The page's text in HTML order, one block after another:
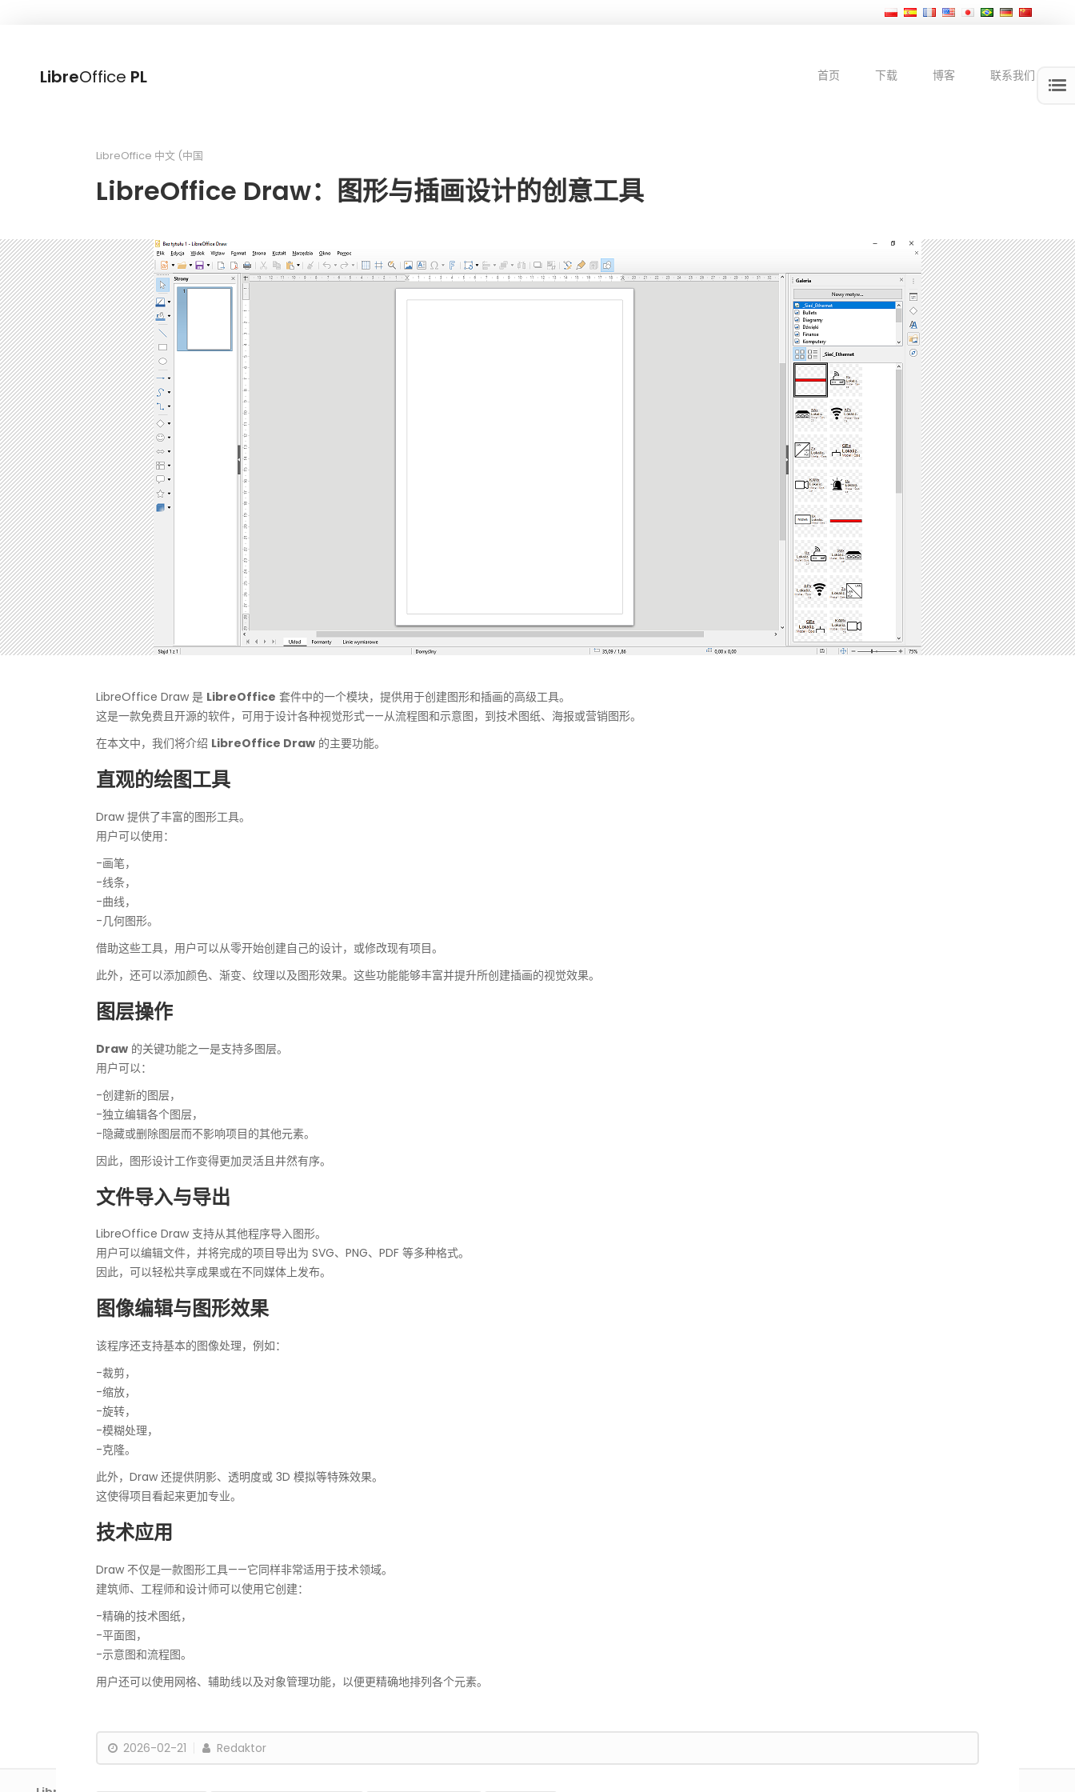
LibreOffice PL 首页 下载 博客 联系我们
LibreOffice 中文 (中国
LibreOffice Draw：图形与插画设计的创意工具
LibreOffice Draw 是 LibreOffice 套件中的一个模块，提供用于创建图形和插画的高级工具。
这是一款免费且开源的软件，可用于设计各种视觉形式——从流程图和示意图，到技术图纸、海报或营销图形。
在本文中，我们将介绍 LibreOffice Draw 的主要功能。
直观的绘图工具
Draw 提供了丰富的图形工具。
用户可以使用：
-画笔，
-线条，
-曲线，
-几何图形。
借助这些工具，用户可以从零开始创建自己的设计，或修改现有项目。
此外，还可以添加颜色、渐变、纹理以及图形效果。这些功能能够丰富并提升所创建插画的视觉效果。
图层操作
Draw 的关键功能之一是支持多图层。
用户可以：
-创建新的图层，
-独立编辑各个图层，
-隐藏或删除图层而不影响项目的其他元素。
因此，图形设计工作变得更加灵活且井然有序。
文件导入与导出
LibreOffice Draw 支持从其他程序导入图形。
用户可以编辑文件，并将完成的项目导出为 SVG、PNG、PDF 等多种格式。
因此，可以轻松共享成果或在不同媒体上发布。
图像编辑与图形效果
该程序还支持基本的图像处理，例如：
-裁剪，
-缩放，
-旋转，
-模糊处理，
-克隆。
此外，Draw 还提供阴影、透明度或 3D 模拟等特殊效果。
这使得项目看起来更加专业。
技术应用
Draw 不仅是一款图形工具——它同样非常适用于技术领域。
建筑师、工程师和设计师可以使用它创建：
-精确的技术图纸，
-平面图，
-示意图和流程图。
用户还可以使用网格、辅助线以及对象管理功能，以便更精确地排列各个元素。
2026-02-21 Redaktor